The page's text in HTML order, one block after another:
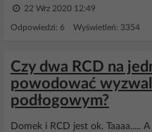
22 Wrz 2020 12:49
Odpowiedzi: 6 Wyświetleń: 3354
Czy dwa RCD na
powodować
podłogowym?
Domek i RCD jest ok. Taaaa.....